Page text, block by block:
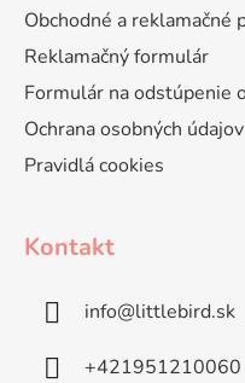
Obchodné a reklamačné
Reklamačný formulár
Formulár na odstúpenie
Ochrana osobných údajov
Pravidlá cookies
Kontakt
info@littlebird.sk
+421951210060